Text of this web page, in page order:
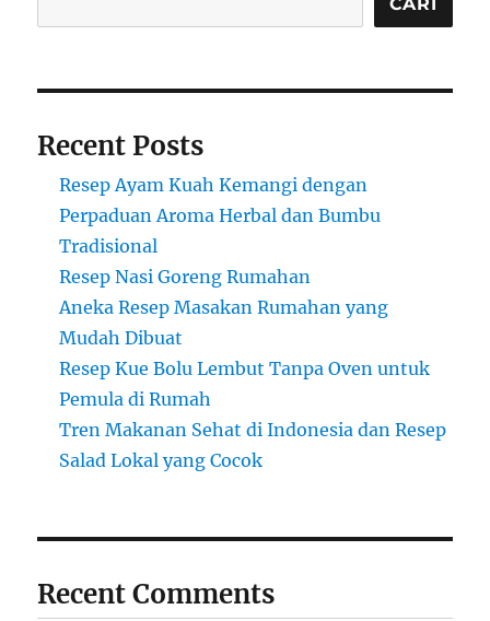
Recent Posts
Resep Ayam Kuah Kemangi dengan
Perpaduan Aroma Herbal dan Bumbu
Tradisional
Resep Nasi Goreng Rumahan
Aneka Resep Masakan Rumahan yang
Mudah Dibuat
Resep Kue Bolu Lembut Tanpa Oven untuk
Pemula di Rumah
Tren Makanan Sehat di Indonesia dan Resep
Salad Lokal yang Cocok
Recent Comments